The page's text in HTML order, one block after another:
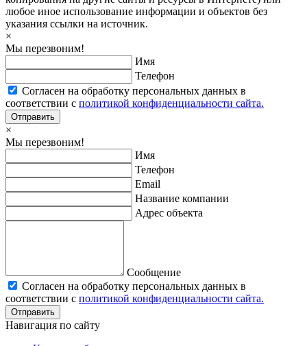
любое иное использование информации и объектов без
указания ссылки на источник.
×
Мы перезвоним!
Имя
Телефон
Согласен на обработку персональных данных в
соответствии с политикой конфиденциальности сайта.
Отправить
×
Мы перезвоним!
Имя
Телефон
Email
Название компании
Адрес объекта
Сообщение
Согласен на обработку персональных данных в
соответствии с политикой конфиденциальности сайта.
Отправить
Навигация по сайту